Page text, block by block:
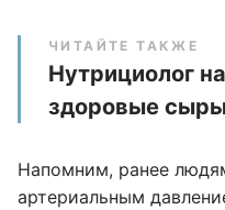
ЧИТАЙТЕ ТАКЖЕ
Нутрициолог
здоровые
Напомним, ранее
артериальным